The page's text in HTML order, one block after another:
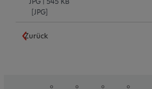
JPG | 545 KB
Zurück